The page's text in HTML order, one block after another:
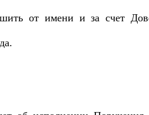
от имени и за счет